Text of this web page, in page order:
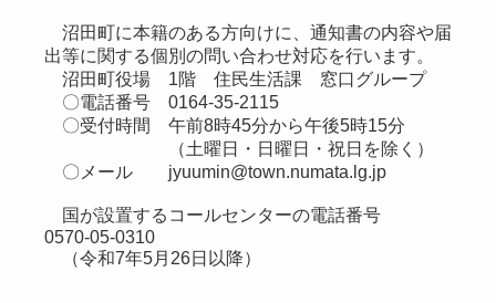
沼田町に本籍のある方向けに、通知書の内容や届
出等に関する個別の問い合わせ対応を行います。
沼田町役場 1階 住民生活課 窓口グループ
〇電話番号 0164-35-2115
〇受付時間 午前8時45分から午後5時15分
（土曜日・日曜日・祝日を除く）
〇メール jyuumin@town.numata.lg.jp
国が設置するコールセンターの電話番号
0570-05-0310
（令和7年5月26日以降）